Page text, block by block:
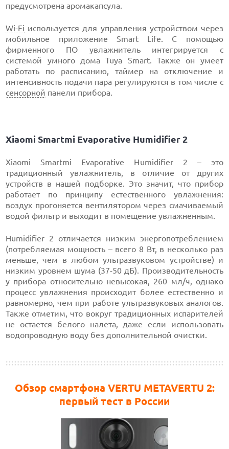
предусмотрена аромакапсула.
Wi-Fi используется для управления устройством через
мобильное приложение Smart Life. С помощью
фирменного ПО увлажнитель интегрируется с
системой умного дома Tuya Smart. Также он умеет
работать по расписанию, таймер на отключение и
интенсивность подачи пара регулируются в том числе с
сенсорной панели прибора.
Xiaomi Smartmi Evaporative Humidifier 2
Xiaomi Smartmi Evaporative Humidifier 2 – это
традиционный увлажнитель, в отличие от других
устройств в нашей подборке. Это значит, что прибор
работает по принципу естественного увлажнения:
воздух прогоняется вентилятором через смачиваемый
водой фильтр и выходит в помещение увлажненным.
Humidifier 2 отличается низким энергопотреблением
(потребляемая мощность – всего 8 Вт, в несколько раз
меньше, чем в любом ультразвуковом устройстве) и
низким уровнем шума (37-50 дБ). Производительность
у прибора относительно невысокая, 260 мл/ч, однако
процесс увлажнения происходит более естественно и
равномерно, чем при работе ультразвуковых аналогов.
Также отметим, что вокруг традиционных испарителей
не остается белого налета, даже если использовать
водопроводную воду без дополнительной очистки.
Обзор смартфона VERTU METAVERTU 2:
первый тест в России